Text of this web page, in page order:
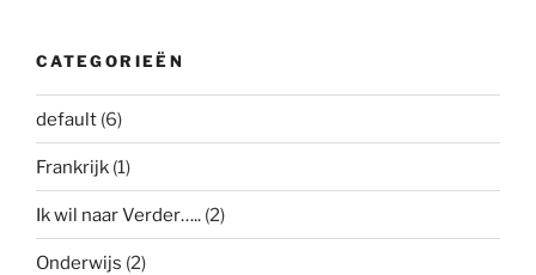
CATEGORIEËN
default (6)
Frankrijk (1)
Ik wil naar Verder….. (2)
Onderwijs (2)